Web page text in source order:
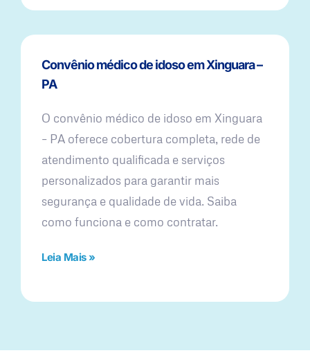
Convênio médico de idoso em Xinguara –
PA
O convênio médico de idoso em Xinguara
– PA oferece cobertura completa, rede de
atendimento qualificada e serviços
personalizados para garantir mais
segurança e qualidade de vida. Saiba
como funciona e como contratar.
Leia Mais »